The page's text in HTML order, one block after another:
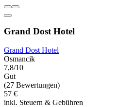
Grand Dost Hotel
Grand Dost Hotel
Osmancik
7,8/10
Gut
(27 Bewertungen)
57 €
inkl. Steuern & Gebühren